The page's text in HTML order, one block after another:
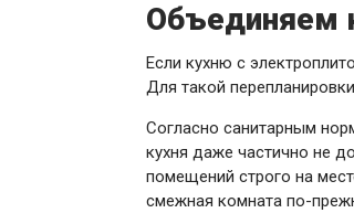
Объединяем
Если кухню с
Для такой
Согласно санитарным
кухня даже частично не
помещений строго на
смежная комната по-